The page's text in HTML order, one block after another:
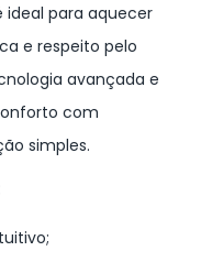
ideal para aquecer
e respeito pelo
avançada e
com
simples.